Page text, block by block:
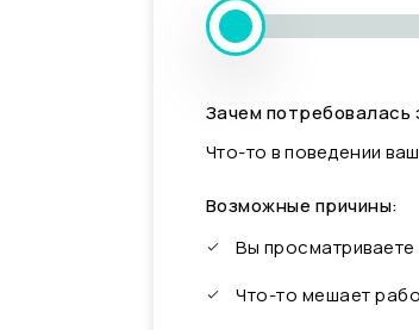
Зачем потребовалась
Что-то в поведении
Возможные причины:
Вы
Что-то мешает